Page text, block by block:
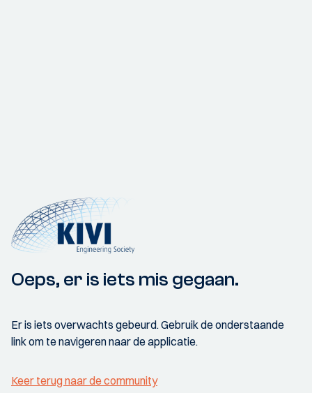
Oeps, er is iets mis gegaan.
Er is iets overwachts gebeurd. Gebruik de onderstaande
link om te navigeren naar de applicatie.
Keer terug naar de community